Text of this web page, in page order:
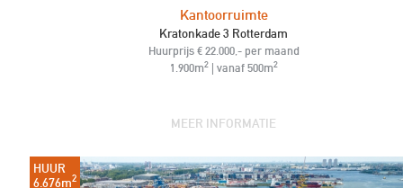
Kantoorruimte
Kratonkade 3 Rotterdam
Huurprijs € 22.000,- per maand
1.900m2| vanaf 500m2
MEER INFORMATIE
HUUR
6.676m2